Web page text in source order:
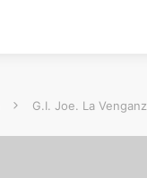
G.I. Joe. La